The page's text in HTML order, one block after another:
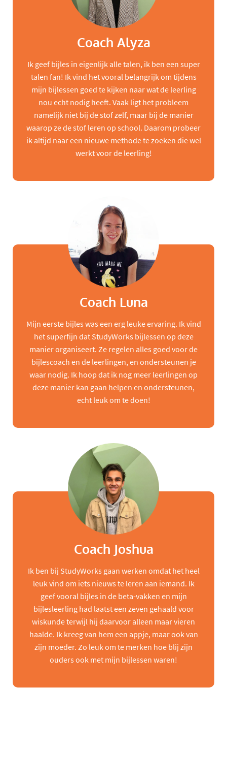
Coach Alyza
Ik geef bijles in eigenlijk alle talen, ik ben een super
talen fan! Ik vind het vooral belangrijk om tijdens
mijn bijlessen goed te kijken naar wat de leerling
nou echt nodig heeft. Vaak ligt het probleem
namelijk niet bij de stof zelf, maar bij de manier
waarop ze de stof leren op school. Daarom probeer
ik altijd naar een nieuwe methode te zoeken die wel
werkt voor de leerling!
Coach Luna
Mijn eerste bijles was een erg leuke ervaring. Ik vind
het superfijn dat StudyWorks bijlessen op deze
manier organiseert. Ze regelen alles goed voor de
bijlescoach en de leerlingen, en ondersteunen je
waar nodig. Ik hoop dat ik nog meer leerlingen op
deze manier kan gaan helpen en ondersteunen,
echt leuk om te doen!
Coach Joshua
Ik ben bij StudyWorks gaan werken omdat het heel
leuk vind om iets nieuws te leren aan iemand. Ik
geef vooral bijles in de beta-vakken en mijn
bijlesleerling had laatst een zeven gehaald voor
wiskunde terwijl hij daarvoor alleen maar vieren
haalde. Ik kreeg van hem een appje, maar ook van
zijn moeder. Zo leuk om te merken hoe blij zijn
ouders ook met mijn bijlessen waren!